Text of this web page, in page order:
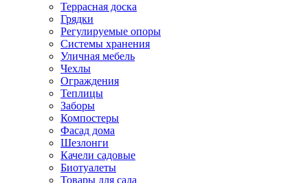
Террасная доска
Грядки
Регулируемые опоры
Системы хранения
Уличная мебель
Чехлы
Ограждения
Теплицы
Заборы
Компостеры
Фасад дома
Шезлонги
Качели садовые
Биотуалеты
Товары для сада